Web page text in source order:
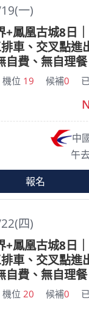
一)
+鳳凰古城8日
車、交叉點進
自費、無自理
機位 19 候補0
中
午
報名
四)
+鳳凰古城8日
車、交叉點進
自費、無自理
機位 20 候補0